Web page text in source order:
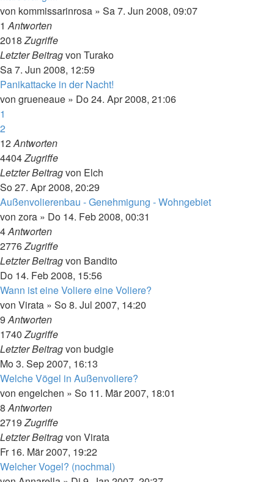
von kommissarinrosa » Sa 7. Jun 2008, 09:07
1Antworten
2018Zugriffe
Letzter Beitragvon Turako
Sa 7. Jun 2008, 12:59
Panikattacke in der Nacht!
von grueneaue » Do 24. Apr 2008, 21:06
1
2
12Antworten
4404Zugriffe
Letzter Beitragvon Elch
So 27. Apr 2008, 20:29
Außenvolierenbau - Genehmigung - Wohngebiet
von zora » Do 14. Feb 2008, 00:31
4Antworten
2776Zugriffe
Letzter Beitragvon Bandito
Do 14. Feb 2008, 15:56
Wann ist eine Voliere eine Voliere?
von Virata » So 8. Jul 2007, 14:20
9Antworten
1740Zugriffe
Letzter Beitragvon budgie
Mo 3. Sep 2007, 16:13
Welche Vögel in Außenvoliere?
von engelchen » So 11. Mär 2007, 18:01
8Antworten
2719Zugriffe
Letzter Beitragvon Virata
Fr 16. Mär 2007, 19:22
Welcher Vogel? (nochmal)